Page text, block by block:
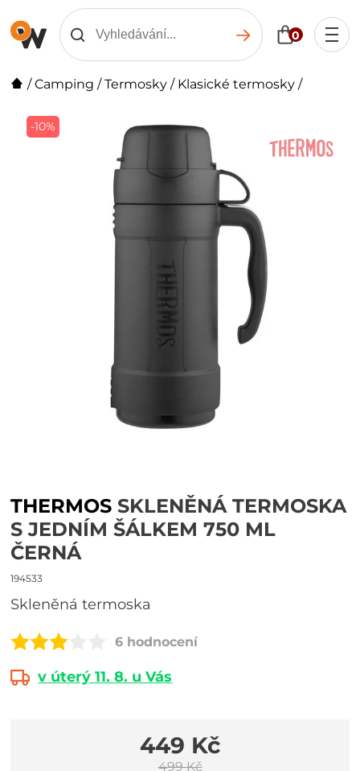
0
/Camping /Termosky / Klasické termosky /
-10%
THERMOS SKLENĚNÁ TERMOSKA
S JEDNÍM ŠÁLKEM 750 ML
ČERNÁ
194533
Skleněná termoska
6 hodnocení
v úterý 11. 8. u Vás
449 Kč
499 Kč